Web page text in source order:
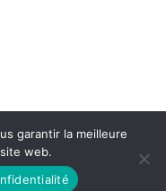
garantir la meilleure
web.